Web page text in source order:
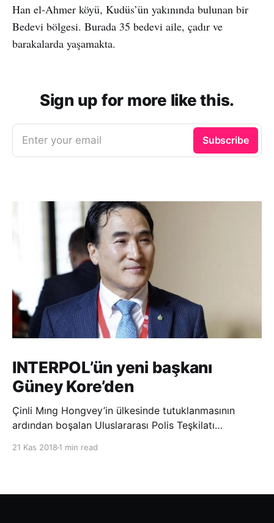
Han el-Ahmer köyü, Kudüs’ün yakınında bulunan bir
Bedevi bölgesi. Burada 35 bedevi aile, çadır ve
barakalarda yaşamakta.
Sign up for more like this.
Enter your email Subscribe
INTERPOL’ün yeni başkanı
Güney Kore’den
Çinli Mıng Hongvey’in ülkesinde tutuklanmasının
ardından boşalan Uluslararası Polis Teşkilatı
21 Kas 2018 1 min read